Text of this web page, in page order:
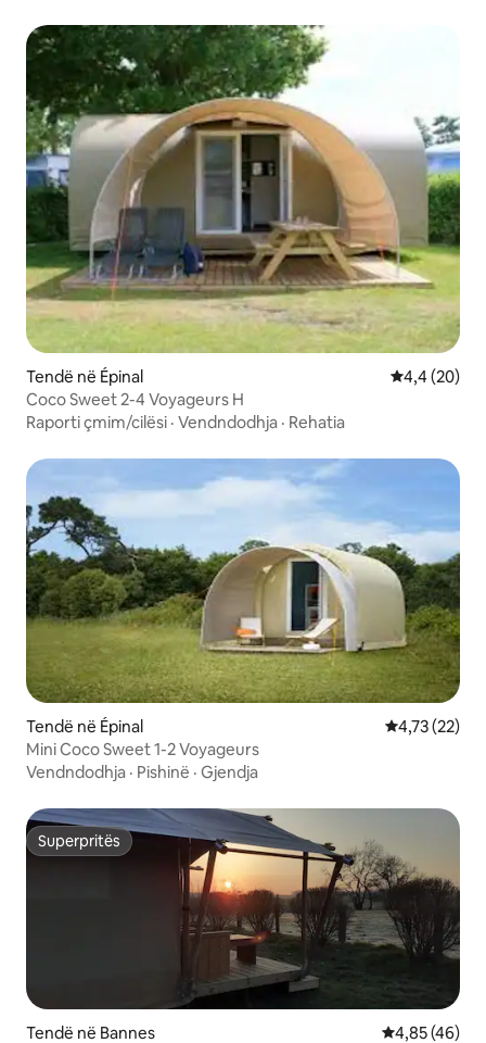
Tendë në Épinal Vlerësimi
4,4 (20)
Coco Sweet 2-4 Voyageurs H
Raporti çmim/cilësi · Vendndodhja · Rehatia
Tendë në Épinal Vlerësimi
4,73 (22)
Mini Coco Sweet 1-2 Voyageurs
Vendndodhja · Pishinë · Gjendja
Superpritës
Superpritës
Tendë në Bannes Vlerësimi
4,85 (46)